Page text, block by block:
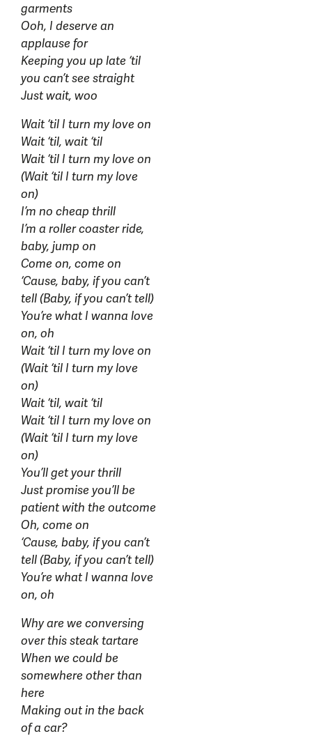
garmеnts
Ooh, I deserve an
applause for
Keeping you up late ‘til
you can’t see straight
Just wait, woo
Wait ‘til I turn my love on
Wait ‘til, wait ‘til
Wait ‘til I turn my love on
(Wait ‘til I turn my love
on)
I’m no cheap thrill
I’m a roller coaster ride,
baby, jump on
Come on, come on
‘Cause, baby, if you can’t
tell (Baby, if you can’t tell)
You’re what I wanna love
on, oh
Wait ‘til I turn my love on
(Wait ‘til I turn my love
on)
Wait ‘til, wait ‘til
Wait ‘til I turn my love on
(Wait ‘til I turn my love
on)
You’ll get your thrill
Just promise you’ll be
patient with the outcome
Oh, come on
‘Cause, baby, if you can’t
tell (Baby, if you can’t tell)
You’re what I wanna love
on, oh
Why are we conversing
over this steak tartare
When we could be
somewhere other than
here
Making out in the back
of a car?